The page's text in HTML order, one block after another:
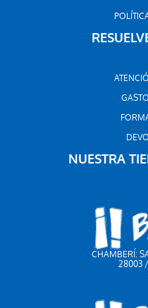
NUESTRA
CHAMBERÍ:
28003